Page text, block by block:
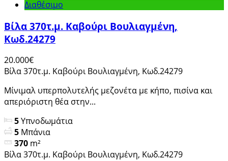
Διαθέσιμο
Βίλα 370τ.μ. Καβούρι Βουλιαγμένη,
Κωδ.24279
20.000€
Βίλα 370τ.μ. Καβούρι Βουλιαγμένη, Κωδ.24279
Μίνιμαλ υπερπολυτελής μεζονέτα με κήπο, πισίνα και
απεριόριστη θέα στην...
5Υπνοδωμάτια
5 Μπάνια
370 m²
Βίλα 370τ.μ. Καβούρι Βουλιαγμένη, Κωδ.24279